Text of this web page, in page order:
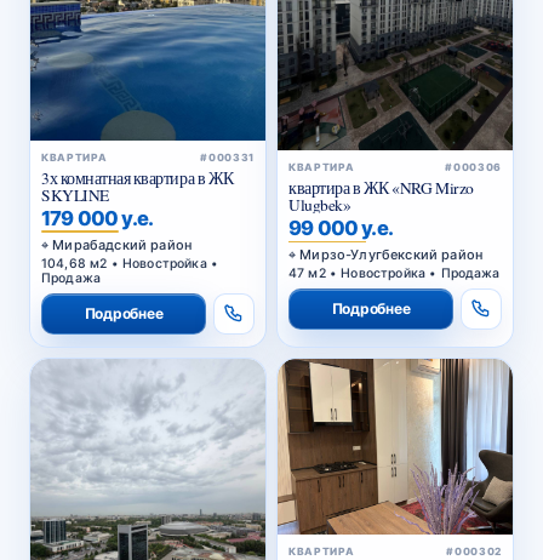
КВАРТИРА #000331
3х комнатная квартира в ЖК
SKYLINE
179 000 у.е.
Мирабадский район
104,68 м2 • Новостройка •
Продажа
Подробнее
КВАРТИРА #000306
квартира в ЖК «NRG Mirzo
Ulugbek»
99 000 у.е.
Мирзо-Улугбекский район
47 м2 • Новостройка • Продажа
Подробнее
КВАРТИРА #000302